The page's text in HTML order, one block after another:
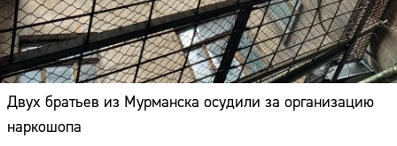
Двух братьев из Мурманска осудили за организацию
наркошопа